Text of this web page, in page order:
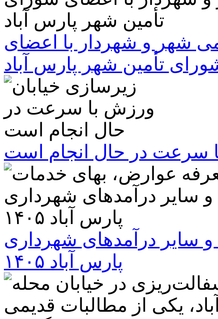
شهر و شهردار با اعضای
تأمین شهر پارس آباد
سرعت در حال انجام است
سایر درآمدهای شهرداری
پارس آباد ۱۴۰۵